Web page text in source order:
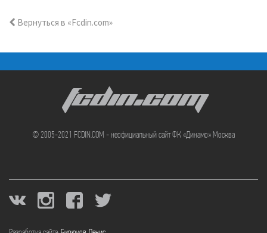
Вернуться в «Fcdin.com»
FCDIN.COM
© 2005-2021 FCDIN.COM - неофициальный сайт ФК «Динамо» Москва